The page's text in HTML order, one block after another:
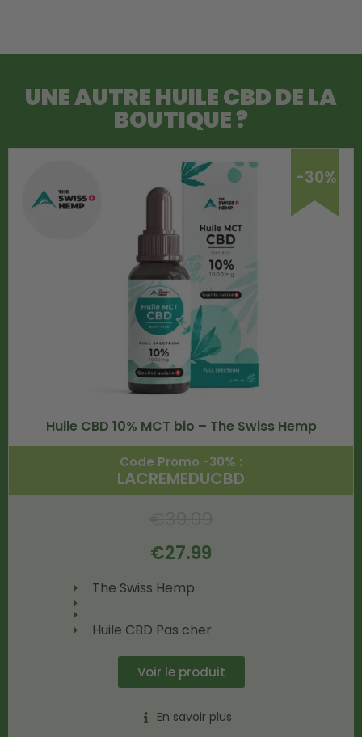
UNE AUTREHUILE CBDDE LA
BOUTIQUE ?
-30%
Huile CBD 10% MCT bio – The Swiss Hemp
Code Promo -30% :
LACREMEDUCBD
€27.99
The Swiss Hemp
Huile CBD Pas cher
Voir le produit
En savoir plus